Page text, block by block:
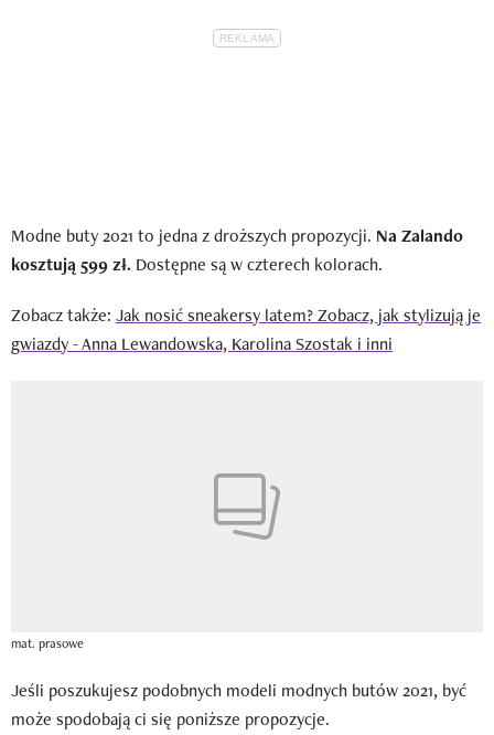
Modne buty 2021 to jedna z droższych propozycji. Na Zalando
kosztują 599 zł. Dostępne są w czterech kolorach.
Zobacz także: Jak nosić sneakersy latem? Zobacz, jak stylizują je
gwiazdy - Anna Lewandowska, Karolina Szostak i inni
mat. prasowe
Jeśli poszukujesz podobnych modeli modnych butów 2021, być
może spodobają ci się poniższe propozycje.